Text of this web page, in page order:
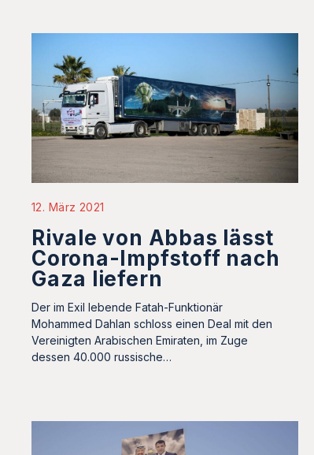
12. März 2021
Rivale von Abbas lässt
Corona-Impfstoff nach
Gaza liefern
Der im Exil lebende Fatah-Funktionär
Mohammed Dahlan schloss einen Deal mit den
Vereinigten Arabischen Emiraten, im Zuge
dessen 40.000 russische…